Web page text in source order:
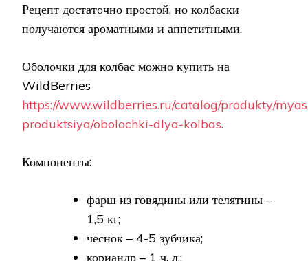
Рецепт достаточно простой, но колбаски
получаются ароматными и аппетитными.
Оболочки для колбас можно купить на
WildBerries
https://www.wildberries.ru/catalog/produkty/
produktsiya/obolochki-dlya-kolbas.
Компоненты:
фарш из говядины или телятины –
1,5 кг;
чеснок – 4-5 зубчика;
кориандр – 1 ч. л.;